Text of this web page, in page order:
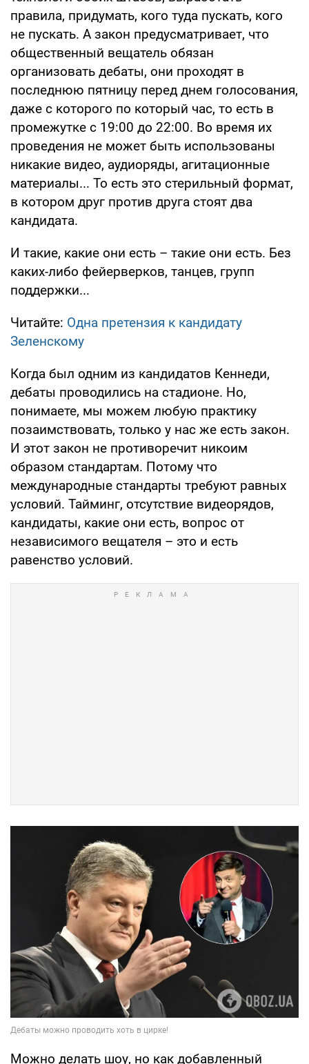
правила, придумать, кого туда пускать, кого
не пускать. А закон предусматривает, что
общественный вещатель обязан
организовать дебаты, они проходят в
последнюю пятницу перед днем ​​голосования,
даже с которого по который час, то есть в
промежутке с 19:00 до 22:00. Во время их
проведения не может быть использованы
никакие видео, аудиоряды, агитационные
материалы... То есть это стерильный формат,
в котором друг против друга стоят два
кандидата.
И такие, какие они есть – такие они есть. Без
каких-либо фейерверков, танцев, групп
поддержки...
Читайте: Одна претензия к кандидату
Зеленскому
Когда был одним из кандидатов Кеннеди,
дебаты проводились на стадионе. Но,
понимаете, мы можем любую практику
позаимствовать, только у нас же есть закон.
И этот закон не противоречит никоим
образом стандартам. Потому что
международные стандарты требуют равных
условий. Тайминг, отсутствие видеорядов,
кандидаты, какие они есть, вопрос от
независимого вещателя – это и есть
равенство условий.
Можно делать шоу, но как добавленный